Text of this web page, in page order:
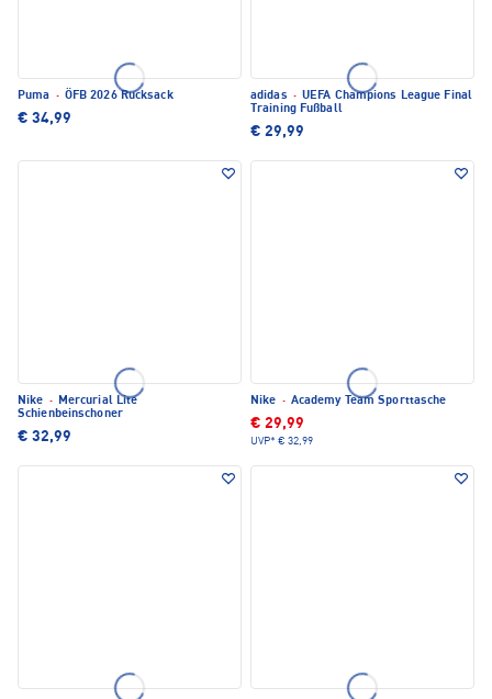
Puma · ÖFB 2026 Rucksack
€ 34,99
adidas · UEFA Champions League Final
Training Fußball
€ 29,99
Nike · Mercurial Lite
Schienbeinschoner
€ 32,99
Nike · Academy Team Sporttasche
€ 29,99
UVP* € 32,99